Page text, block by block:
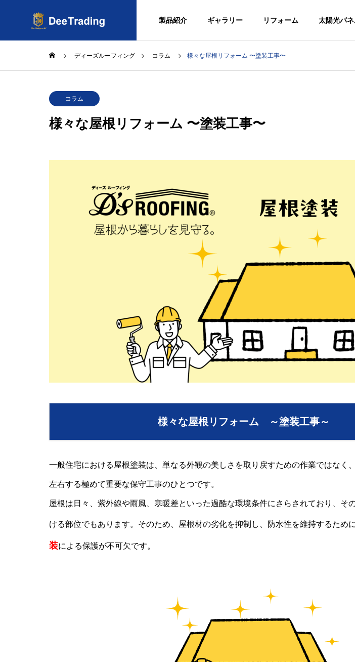
製品紹介 ギャラリー リフォーム 太陽光パ
製品紹介
DIPLOMAT
STAR/Ⅱ
ECOGRANI
会社概要
ディーズルーフィング コラム 様々な屋根リフォーム 〜塗装工事〜
コラム
様々な屋根リフォーム 〜塗装工事〜
様々な屋根リフォーム ～塗装工事～
一般住宅における屋根塗装は、単なる外観の美しさを取り戻すための作業ではなく
左右する極めて重要な保守工事のひとつです。
屋根は日々、紫外線や雨風、寒暖差といった過酷な環境条件にさらされており、そ
ける部位でもあります。そのため、屋根材の劣化を抑制し、防水性を維持するため
装による保護が不可欠です。